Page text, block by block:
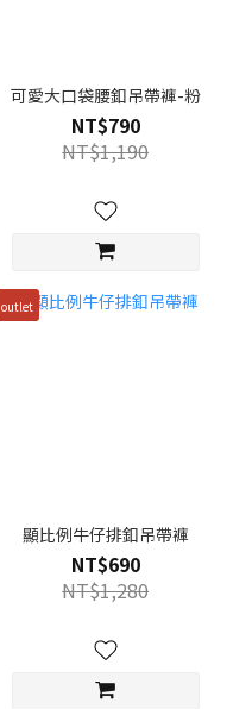
可愛大口袋腰釦吊帶褲-粉
NT$790
NT$1,190
outlet
顯比例牛仔排釦吊帶褲
NT$690
NT$1,280